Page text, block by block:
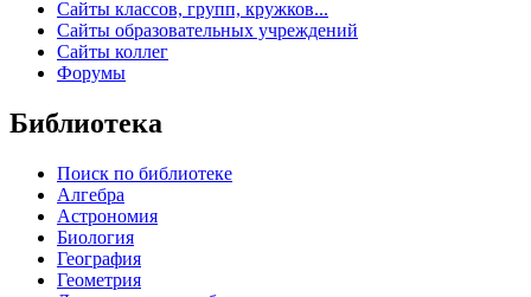
Сайты классов, групп, кружков...
Сайты образовательных учреждений
Сайты коллег
Форумы
Библиотека
Поиск по библиотеке
Алгебра
Астрономия
Биология
География
Геометрия